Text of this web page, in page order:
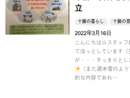
立
十勝の暮らし 十勝の
2022年3月16日
こんにちは☆スタッフ
てほっとしています
が・・・すっきりと
（また週末雪のよ
的な内容であれ…